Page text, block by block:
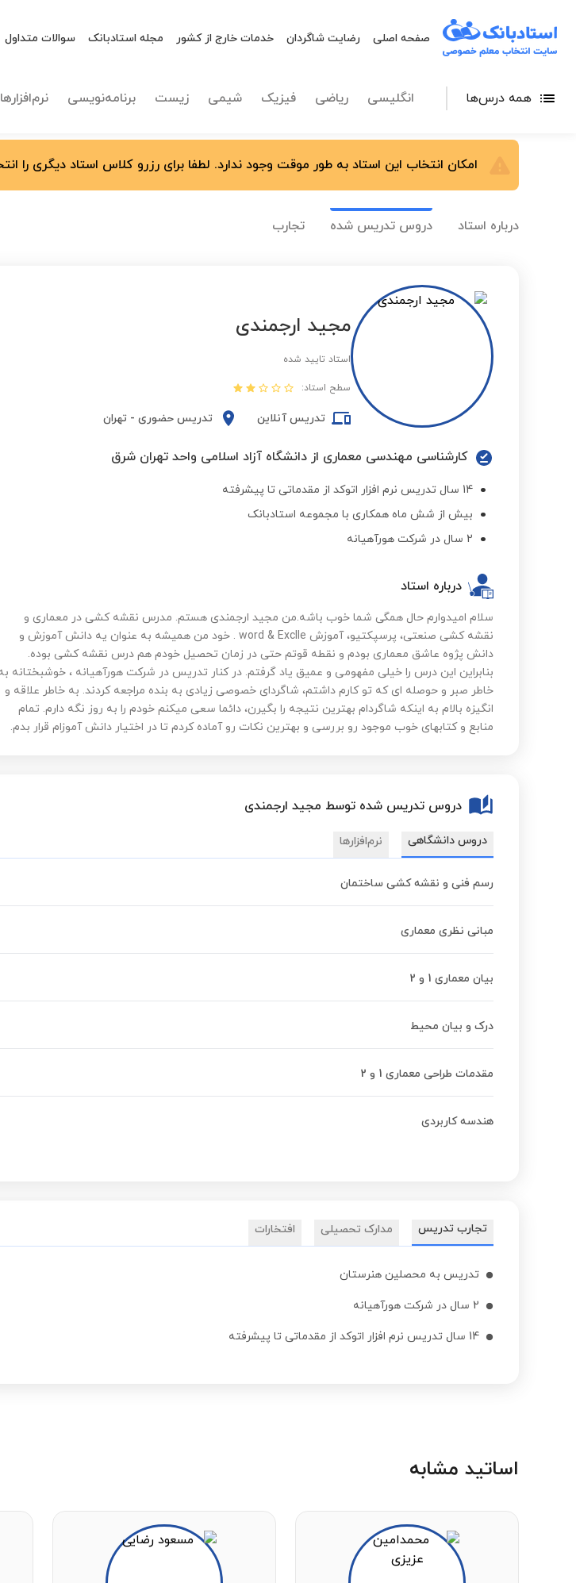
صفحه اصلی رضایت شاگردان خدمات خارج از کشور مجله استادبانک سوالات متداول
همه درس‌ها انگلیسی ریاضی فیزیک شیمی زیست برنامه‌نویسی نرم‌افزارها
امکان انتخاب این استاد به طور موقت وجود ندارد. لطفا برای رزرو کلاس استاد دیگری را
درباره استاد دروس تدریس شده تجارب
مجید ارجمندی
استاد تایید شده
سطح استاد:
تدریس آنلاین تدریس حضوری - تهران
کارشناسی مهندسی معماری از دانشگاه آزاد اسلامی واحد تهران شرق
14 سال تدریس نرم افزار اتوکد از مقدماتی تا پیشرفته
بیش از شش ماه همکاری با مجموعه استادبانک
2 سال در شرکت هورآهیانه
درباره استاد
سلام امیدوارم حال همگی شما خوب باشه.من مجید ارجمندی هستم. مدرس نقشه کشی در معماری و
نقشه کشی صنعتی، پرسپکتیو، آموزش word & Exclle . خود من همیشه به عنوان یه دانش آموزش و
دانش پژوه عاشق معماری بودم و نقطه قوتم حتی در زمان تحصیل خودم هم درس نقشه کشی بوده.
بنابراین این درس را خیلی مفهومی و عمیق یاد گرفتم. در کنار تدریس در شرکت هورآهیانه ، خوشبختانه
خاطر صبر و حوصله ای که تو کارم داشتم، شاگردای خصوصی زیادی به بنده مراجعه کردند. به خاطر علاقه و
انگیزه بالام به اینکه شاگردام بهترین نتیجه را بگیرن، دائما سعی میکنم خودم را به روز نگه دارم. تمام
منابع و کتابهای خوب موجود رو بررسی و بهترین نکات رو آماده کردم تا در اختیار دانش آموزام قرار بدم.
دروس تدریس شده توسط مجید ارجمندی
دروس دانشگاهی نرم‌افزارها
رسم فنی و نقشه کشی ساختمان
مبانی نظری معماری
بیان معماری 1 و 2
درک و بیان محیط
مقدمات طراحی معماری 1 و 2
هندسه کاربردی
تجارب تدریس مدارک تحصیلی افتخارات
تدریس به محصلین هنرستان
2 سال در شرکت هورآهیانه
14 سال تدریس نرم افزار اتوکد از مقدماتی تا پیشرفته
اساتید مشابه